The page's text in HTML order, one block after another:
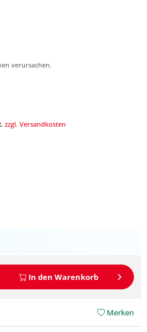
verursachen.
zzgl. Versandkosten
In den Warenkorb
Merken